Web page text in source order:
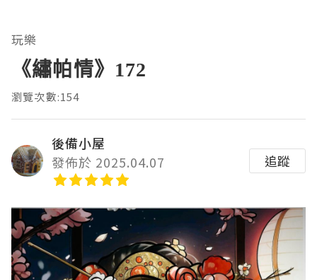
玩樂
《繡帕情》172
瀏覽次數:154
後備小屋
發佈於 2025.04.07
追蹤